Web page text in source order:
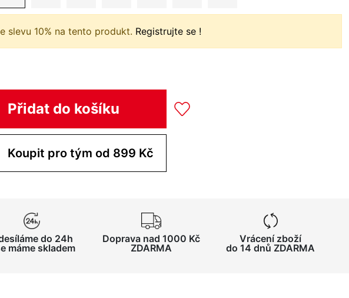
slevu 10% na tento produkt. Registrujte se !
Přidat do košíku
Koupit pro tým od 899 Kč
do 24h
máme skladem
Doprava nad 1000 Kč
ZDARMA
Vrácení zboží
do 14 dnů ZDARMA